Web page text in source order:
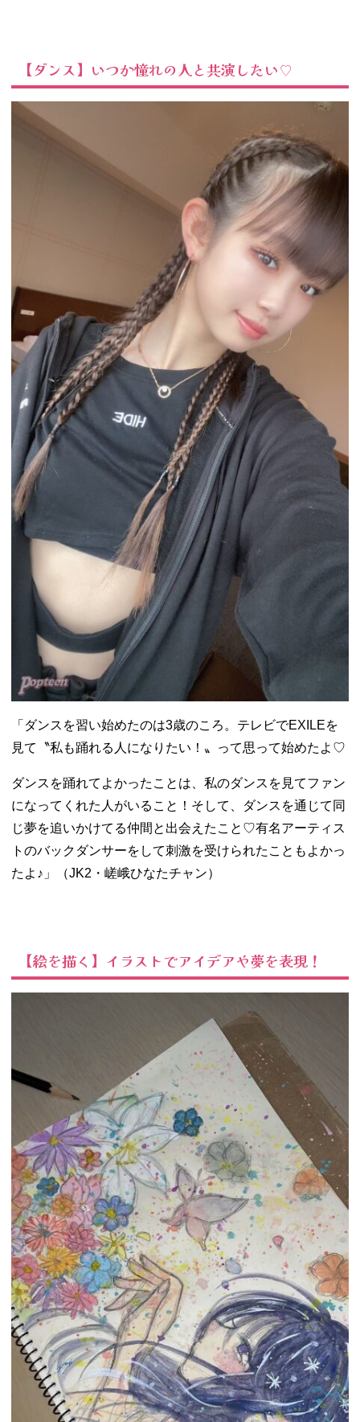
【ダンス】いつか憧れの人と共演したい♡
「ダンスを習い始めたのは3歳のころ。テレビでEXILEを
見て〝私も踊れる人になりたい！〟って思って始めたよ♡
ダンスを踊れてよかったことは、私のダンスを見てファン
になってくれた人がいること！そして、ダンスを通じて同
じ夢を追いかけてる仲間と出会えたこと♡有名アーティス
トのバックダンサーをして刺激を受けられたこともよかっ
たよ♪」（JK2・嵯峨ひなたチャン）
【絵を描く】イラストでアイデアや夢を表現！